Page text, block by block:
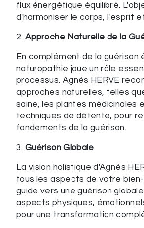
flux énergétique équilibré.
d'harmoniser le corps, l'esprit
2.Approche Naturelle de la
En complément de la guérison
naturopathie joue un rôle
processus. Agnès HERVE
approches naturelles, telles
saine, les plantes médicinales
techniques de détente, pour
fondements de la guérison.
3.Guérison Globale
La vision holistique d'Agnès
tous les aspects de votre
guide vers une guérison
aspects physiques,
pour une transformation